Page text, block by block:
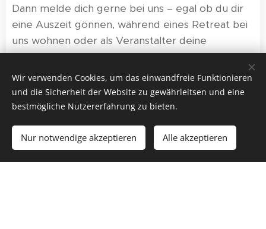
Dann melde dich gerne bei uns – egal ob du dir
eine Auszeit gönnen, während eines Retreat bei
uns wohnen oder als Veranstalter deine
Teilnehmer hier unterbringen möchtest.
Massagen
Wir verwenden Cookies, um das einwandfreie Funktionieren
und die Sicherheit der Website zu gewährleitsen und eine
bestmögliche Nutzererfahrung zu bieten.
Nur notwendige akzeptieren Alle akzeptieren